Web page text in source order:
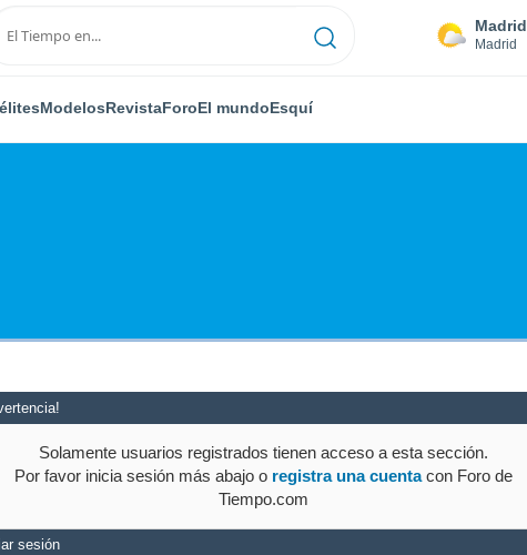
Madrid
Madrid
ModelosRevistaForoEl mundoEsquí
Solamente usuarios registrados tienen acceso a esta sección.
Por favor inicia sesión más abajo o registra una cuentacon Foro de
Tiempo.com
sesión